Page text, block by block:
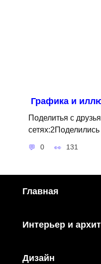
Графика и
Поделитья с
сетях:2Поделились
0 131
Главная
Интерьер и
Дизайн